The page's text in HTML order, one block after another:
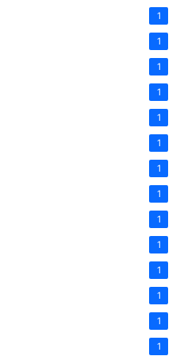
1
1
1
1
1
1
1
1
1
1
1
1
1
1